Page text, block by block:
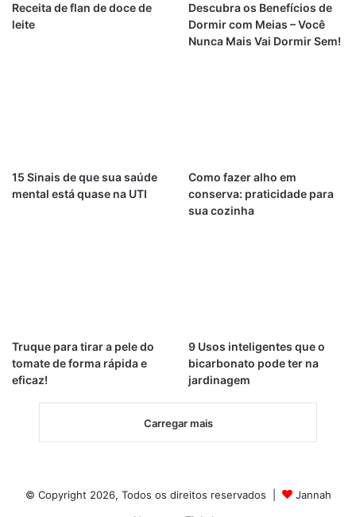
Receita de flan de doce de
leite
Descubra os Benefícios de
Dormir com Meias – Você
Nunca Mais Vai Dormir Sem!
15 Sinais de que sua saúde
mental está quase na UTI
Como fazer alho em
conserva: praticidade para
sua cozinha
Truque para tirar a pele do
tomate de forma rápida e
eficaz!
9 Usos inteligentes que o
bicarbonato pode ter na
jardinagem
Carregar mais
© Copyright 2026, Todos os direitos reservados |
Jannah